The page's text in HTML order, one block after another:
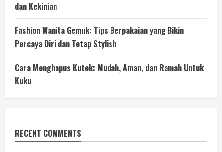
dan Kekinian
Fashion Wanita Gemuk: Tips Berpakaian yang Bikin
Percaya Diri dan Tetap Stylish
Cara Menghapus Kutek: Mudah, Aman, dan Ramah Untuk
Kuku
RECENT COMMENTS